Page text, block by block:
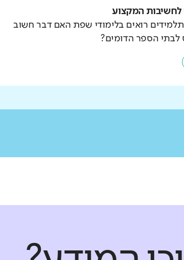
המקצוע
רואים בלימודי שפת האם דבר חשוב
לבתי הספר הדומים?